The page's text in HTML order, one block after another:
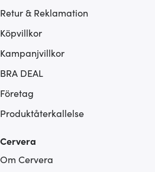
Retur & Reklamation
Köpvillkor
Kampanjvillkor
BRA DEAL
Företag
Produktåterkallelse
Cervera
Om Cervera